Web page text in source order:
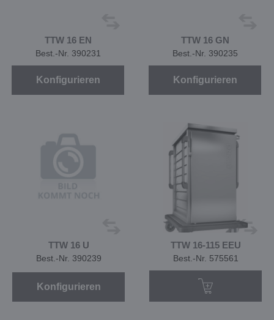
TTW 16 EN
Best.-Nr. 390231
Konfigurieren
TTW 16 GN
Best.-Nr. 390235
Konfigurieren
TTW 16 U
Best.-Nr. 390239
Konfigurieren
TTW 16-115 EEU
Best.-Nr. 575561